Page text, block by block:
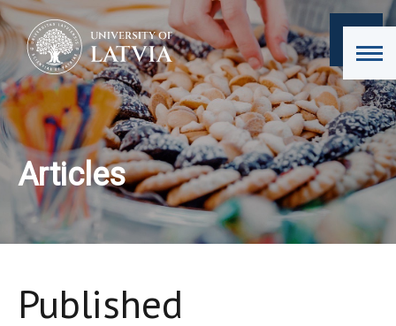
Articles
Published